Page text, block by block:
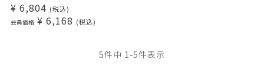
¥ 6,804 税込
会員価格 ¥ 6,168 税込
5件中 1-5件表示